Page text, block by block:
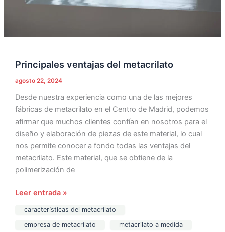
Principales ventajas del metacrilato
agosto 22, 2024
Desde nuestra experiencia como una de las mejores
fábricas de metacrilato en el Centro de Madrid, podemos
afirmar que muchos clientes confían en nosotros para el
diseño y elaboración de piezas de este material, lo cual
nos permite conocer a fondo todas las ventajas del
metacrilato. Este material, que se obtiene de la
polimerización de
Leer entrada »
características del metacrilato
empresa de metacrilato
metacrilato a medida